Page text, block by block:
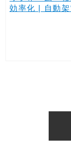
効率化 | 自動